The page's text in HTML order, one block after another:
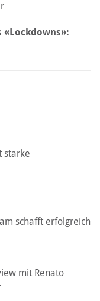
«Lockdowns»:
starke
schafft erfolgreich
mit Renato